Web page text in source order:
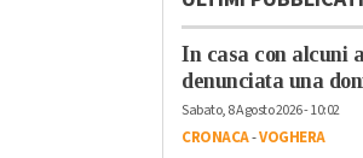
In casa con alcuni
denunciata una
Sabato, 8 Agosto 2026 - 10:02
CRONACA-VOGHERA